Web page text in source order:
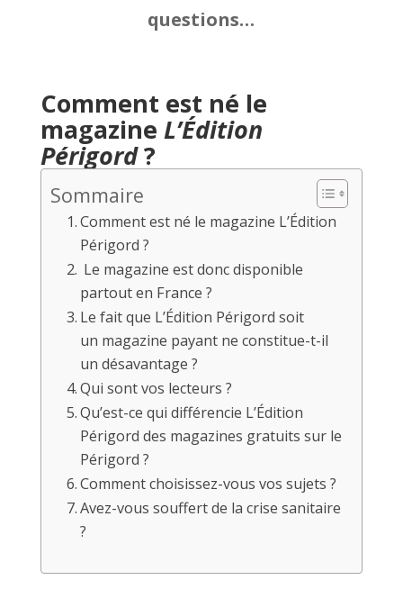
questions…
Comment est né le
magazine L’Édition
Périgord?
Sommaire
Comment est né le magazine L’Édition
Périgord ?
Le magazine est donc disponible
partout en France ?
Le fait que L’Édition Périgord soit
un magazine payant ne constitue-t-il
un désavantage ?
Qui sont vos lecteurs ?
Qu’est-ce qui différencie L’Édition
Périgord des magazines gratuits sur le
Périgord ?
Comment choisissez-vous vos sujets ?
Avez-vous souffert de la crise sanitaire
?